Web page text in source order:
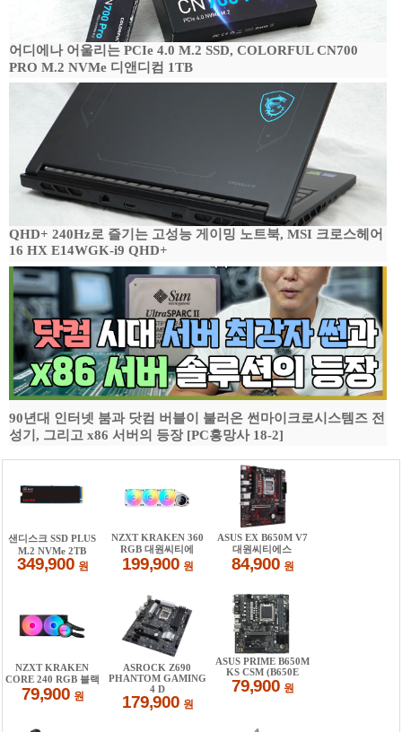
어디에나 어울리는 PCIe 4.0 M.2 SSD, COLORFUL CN700
PRO M.2 NVMe 디앤디컴 1TB
QHD+ 240Hz로 즐기는 고성능 게이밍 노트북, MSI 크로스헤어
16 HX E14WGK-i9 QHD+
90년대 인터넷 붐과 닷컴 버블이 불러온 썬마이크로시스템즈 전
성기, 그리고 x86 서버의 등장 [PC흥망사 18-2]